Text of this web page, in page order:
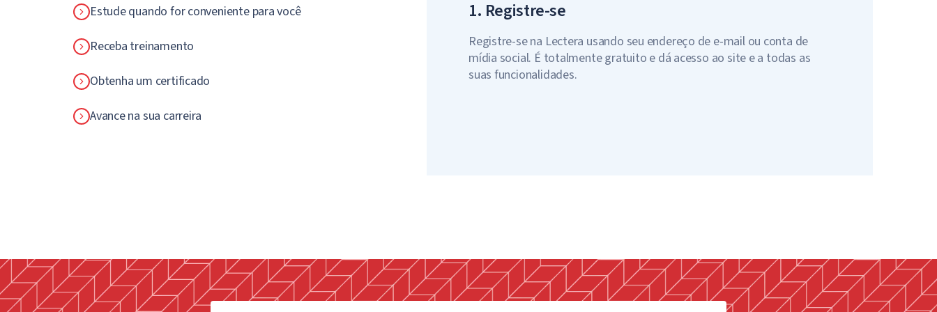
Estude quando for conveniente para você
Receba treinamento
Obtenha um certificado
Avance na sua carreira
1. Registre-se
Registre-se na Lectera usando seu endereço de e-mail ou conta de
mídia social. É totalmente gratuito e dá acesso ao site e a todas as
suas funcionalidades.